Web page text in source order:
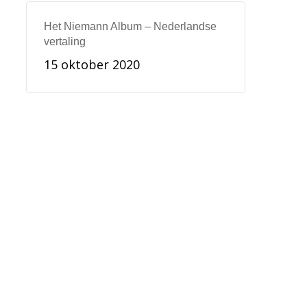
Het Niemann Album – Nederlandse
vertaling
15 oktober 2020